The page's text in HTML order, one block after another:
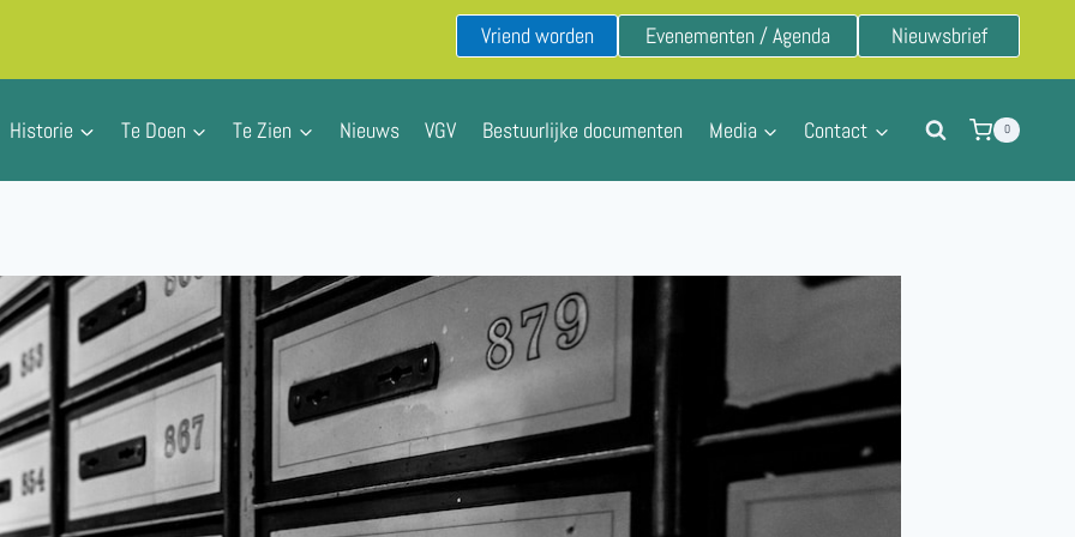
Vriend worden Evenementen / Agenda Nieuwsbrief
Historie Te Doen Te Zien Nieuws VGV Bestuurlijke documenten Media Contact 0